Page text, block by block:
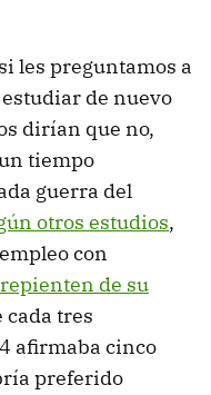
les preguntamos a
de nuevo
dirían que no,
tiempo
guerra del
otros estudios,
con
de su
cada tres
afirmaba cinco
preferido